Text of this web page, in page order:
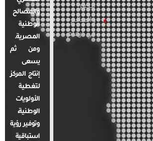
مصر
والعالم
في أرقام
والمصالح
الوطنية
المصرية.
ومن ثم
يسعى
إنتاج المركز
لتغطية
الأولويات
الوطنية،
وتوفير رؤية
استباقية